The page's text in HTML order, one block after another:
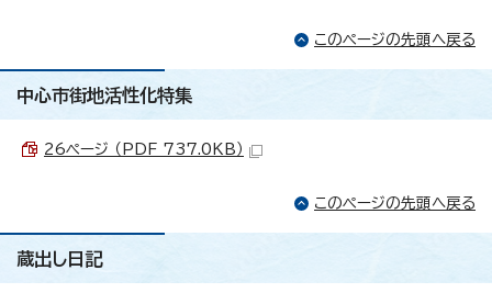
このページの先頭へ戻る
中心市街地活性化特集
26ページ （PDF 737.0KB）
このページの先頭へ戻る
蔵出し日記